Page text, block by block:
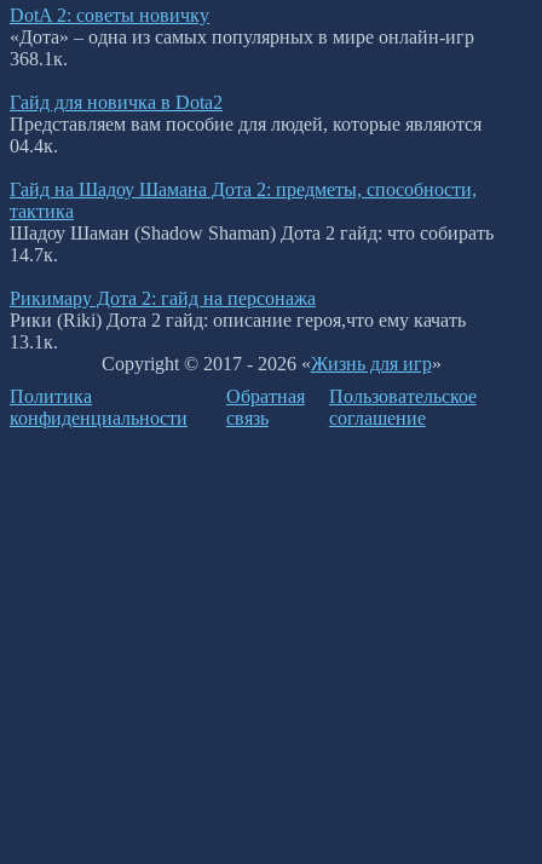
DotA 2: советы новичку
«Дота» – одна из самых популярных в мире онлайн-игр
368.1к.
Гайд для новичка в Dota2
Представляем вам пособие для людей, которые являются
04.4к.
Гайд на Шадоу Шамана Дота 2: предметы, способности,
тактика
Шадоу Шаман (Shadow Shaman) Дота 2 гайд: что собирать
14.7к.
Рикимару Дота 2: гайд на персонажа
Рики (Riki) Дота 2 гайд: описание героя,что ему качать
13.1к.
Copyright © 2017 - 2026 «Жизнь для игр»
Политика
конфиденциальности
Обратная
связь
Пользовательское
соглашение